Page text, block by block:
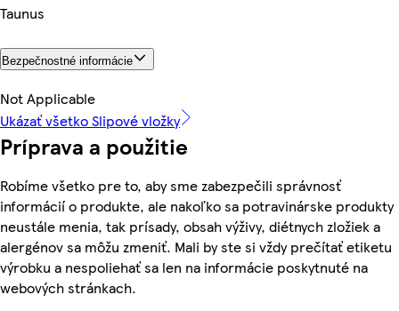
Taunus
Bezpečnostné informácie
Not Applicable
Ukázať všetko Slipové vložky
Príprava a použitie
Robíme všetko pre to, aby sme zabezpečili správnosť
informácií o produkte, ale nakoľko sa potravinárske produkty
neustále menia, tak prísady, obsah výživy, diétnych zložiek a
alergénov sa môžu zmeniť. Mali by ste si vždy prečítať etiketu
výrobku a nespoliehať sa len na informácie poskytnuté na
webových stránkach.